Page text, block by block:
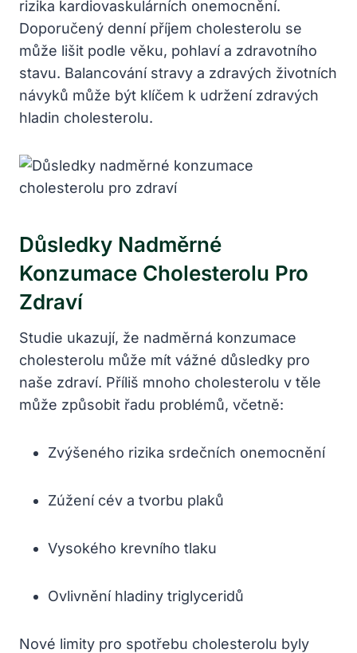
rizika kardiovaskulárních onemocnění.
Doporučený denní příjem cholesterolu se
může lišit podle věku, pohlaví a zdravotního
stavu. Balancování stravy a zdravých životních
návyků může být klíčem k udržení zdravých
hladin cholesterolu.
Důsledky Nadměrné
Konzumace Cholesterolu Pro
Zdraví
Studie ukazují, že nadměrná konzumace
cholesterolu může mít vážné důsledky pro
naše zdraví. Příliš mnoho cholesterolu v těle
může způsobit řadu problémů, včetně:
Zvýšeného rizika srdečních onemocnění
Zúžení cév a tvorbu plaků
Vysokého krevního tlaku
Ovlivnění hladiny triglyceridů
Nové limity pro spotřebu cholesterolu byly